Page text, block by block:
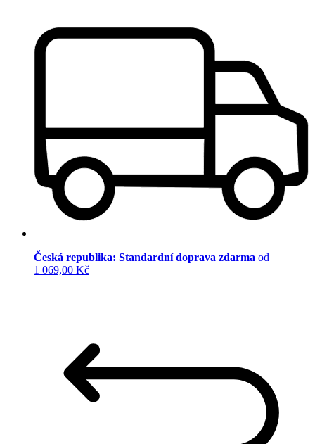
Česká republika: Standardní doprava zdarma od
1 069,00 Kč